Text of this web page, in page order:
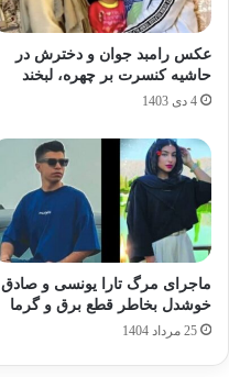
عکس رامبد جوان و دخترش در
حاشیه کنسرت بر چهره، لبخند
4 دی 1403
ماجرای مرگ تارا یونسی و صادق
خوشدل بخاطر قطع برق و گرما
25 مرداد 1404